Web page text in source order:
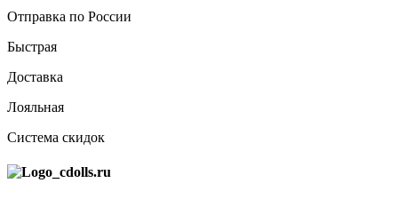
Отправка по России
Быстрая
Доставка
Лояльная
Система скидок